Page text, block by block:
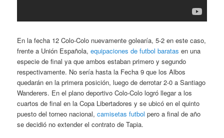
En la fecha 12 Colo-Colo nuevamente golearía, 5-2 en este caso,
frente a Unión Española,equipaciones de futbol baratas en una
especie de final ya que ambos estaban primero y segundo
respectivamente. No sería hasta la Fecha 9 que los Albos
quedarán en la primera posición, luego de derrotar 2-0 a Santiago
Wanderers. En el plano deportivo Colo-Colo logró llegar a los
cuartos de final en la Copa Libertadores y se ubicó en el quinto
puesto del torneo nacional,camisetas futbol pero a final de año
se decidió no extender el contrato de Tapia.